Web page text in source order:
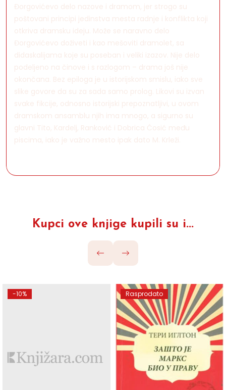
Đorgovićevo delo nazove i dramom, jer strogo su
poštovani principi jedinstva mesta radnje i konflikta koji
otkriva dramsku ideju. Može se naravno delo
Đorgovićevo doživeti i kao mešoviti dramolet, sa
didaskalijama koje su poseban i veliki izazov. Nije delo
podeljeno na činove i s razlogom – drama još nije
okončana. Bez epiloga je u istorijskom smislu, iako sve
slike govore da su za sada samo prolog. Likovi su izvan
svake fikcije, odnosno istorijski prepoznatljivi, u ovom
dramskom ansamblu njih ima mnogo, a sigurno su
glavni Tito, Kardelj, Ranković i Dobrica Ćosić među
piscima, iako je važno mesto ipak dato M. Krleži.
Kupci ove knjige kupili su i...
-10% Rasprodato